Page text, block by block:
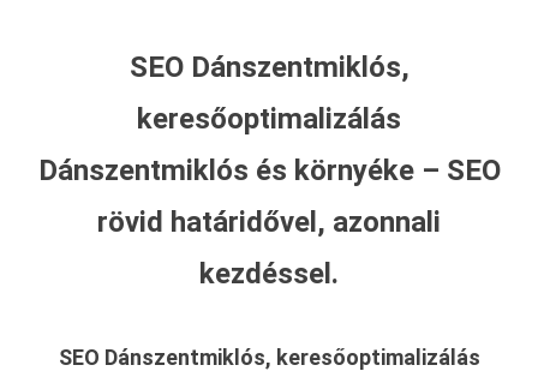
SEO Dánszentmiklós,
keresőoptimalizálás
Dánszentmiklós és környéke – SEO
rövid határidővel, azonnali
kezdéssel.
SEO Dánszentmiklós, keresőoptimalizálás